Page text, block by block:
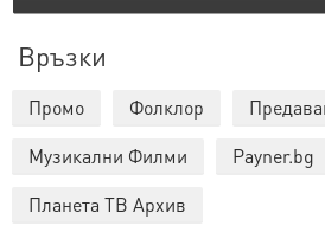
Връзки
Промо Фолклор
Музикални Филми
Payner.bg
Планета ТВ Архив